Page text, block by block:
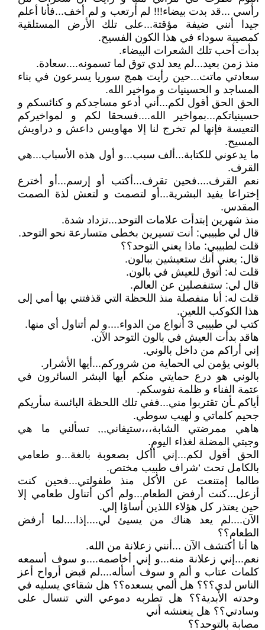
رأسي ...قد بدت بيضاء!!! لم أرتعب و لم أخف...فأنا أعلم
جيدا أنني ضيفة مؤقتة...على تلك الأرض المستلقية
كمصيبة سوداء في هذا الكون الفسيح.
بدأت أحب تلك الشعرات البيضاء.
منذ زمن بعيد...لم يعد لدي توق لما تسمونه....سعادة.
سعادتي ماتت...حين رأيت همج سوريا يسرعون في بناء
المساجد و الحسينيات و مواخير الله.
الحق الحق أقول لكم...أني أدعو مساجدكم و كنائسكم و
حسينياتكم...بمواخير الله....فسحقا لكم و لمواخيركم
التعيسة فإنها لم تخرج لنا إلا مهاويس داعش و دراويش
المسيح.
ما يدعوني للكتابة...ألف سبب...و أول هذه الأسباب...هي
القرف.
نعم القرف....فحين تقرف...أكتب أو إرسم...أو أخترع
إختراعا يفيد البشرية...أو لتصمت و لتعش لذة الصمت
المقدس.
منذ شهرين إبتدأت علامات التوحد...تزداد شدة.
قال لي طبيبي: أنت تسيرين بخطى متسارعة نحو التوحد.
قلت لطبيبي: ماذا يعني التوحد؟؟
قال: يعني أنك ستعيشين ببالون.
قلت له: أتوق للعيش في بالون.
قال لي: ستنفصلين عن العالم.
قلت له: أنا منفصلة منذ اللحظة التي قذفتني بها أمي إلى
هذا الكوكب اللعين.
كتب لي طبيبي 3 أنواع من الدواء....و لم أتناول أي منها.
هاقد بدأت العيش في بالون التوحد الآن.
إني أراكم من داخل بالوني.
بالوني يؤمن لي الحماية من شروركم...أيها الأشرار.
بالوني هو درع حمايتي منكم أيها البشر السائرون في
عتمة الفناء و ظلمة نفوسكم.
أياكم ـأن تقتربوا مني...ففي تلك اللحظة البائسة سأريكم
جحيم كلماتي و لهيب سوطي.
هاهي ممرضتي الشابة،،،ستيفاني,,, تسألني ما هي
وجبتي المضلة لغذاء اليوم.
الحق أقول لكم...إني أأكل بصعوبة بالغة...و طعامي
بالكامل تحت ‘شراف طبيب مختص.
طالما إمتنعت عن الأكل منذ طفولتي...فحين كنت
أزعل...كنت أرفض الطعام...ولم أكن أتناول طعامي إلا
حين يعتذر كل هؤلاء اللذين أساؤا إلي.
الآن....لم يعد هناك من يسيئ لي....إذا....لما أرفض
الطعام؟؟
ها أنا أكتشف الآن ...أنني زعلانة من الله.
نعم...إني زعلانة منه...و إني أخاصمه....و سوف أسمعه
كلمات عتاب و ألم و سوف أسأله....لم قبض أرواح أعز
الناس لدي؟؟؟ هل ألمي يسعده؟؟ هل شقاءي يسليه في
وحدته الأبدية؟؟ هل تطربه دموعي التي تنسال على
وسادتي؟؟ هل ينعنشه أني
مصابة بالتوحد؟؟